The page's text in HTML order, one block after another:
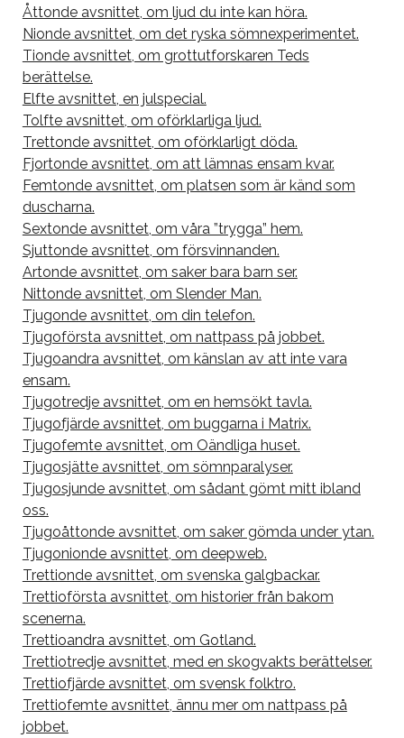
Åttonde avsnittet, om ljud du inte kan höra.
Nionde avsnittet, om det ryska sömnexperimentet.
Tionde avsnittet, om grottutforskaren Teds
berättelse.
Elfte avsnittet, en julspecial.
Tolfte avsnittet, om oförklarliga ljud.
Trettonde avsnittet, om oförklarligt döda.
Fjortonde avsnittet, om att lämnas ensam kvar.
Femtonde avsnittet, om platsen som är känd som
duscharna.
Sextonde avsnittet, om våra ”trygga” hem.
Sjuttonde avsnittet, om försvinnanden.
Artonde avsnittet, om saker bara barn ser.
Nittonde avsnittet, om Slender Man.
Tjugonde avsnittet, om din telefon.
Tjugoförsta avsnittet, om nattpass på jobbet.
Tjugoandra avsnittet, om känslan av att inte vara
ensam.
Tjugotredje avsnittet, om en hemsökt tavla.
Tjugofjärde avsnittet, om buggarna i Matrix.
Tjugofemte avsnittet, om Oändliga huset.
Tjugosjätte avsnittet, om sömnparalyser.
Tjugosjunde avsnittet, om sådant gömt mitt ibland
oss.
Tjugoåttonde avsnittet, om saker gömda under ytan.
Tjugonionde avsnittet, om deepweb.
Trettionde avsnittet, om svenska galgbackar.
Trettioförsta avsnittet, om historier från bakom
scenerna.
Trettioandra avsnittet, om Gotland.
Trettiotredje avsnittet, med en skogvakts berättelser.
Trettiofjärde avsnittet, om svensk folktro.
Trettiofemte avsnittet, ännu mer om nattpass på
jobbet.